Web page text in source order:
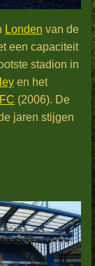
Londen van de
een capaciteit
stadion in
en het
(2006). De
jaren stijgen